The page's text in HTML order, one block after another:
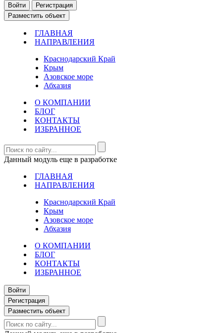
Войти
Регистрация
Разместить объект
ГЛАВНАЯ
НАПРАВЛЕНИЯ
Краснодарский Край
Крым
Азовское море
Абхазия
О КОМПАНИИ
БЛОГ
КОНТАКТЫ
ИЗБРАННОЕ
Данный модуль еще в разработке
ГЛАВНАЯ
НАПРАВЛЕНИЯ
Краснодарский Край
Крым
Азовское море
Абхазия
О КОМПАНИИ
БЛОГ
КОНТАКТЫ
ИЗБРАННОЕ
Войти
Регистрация
Разместить объект